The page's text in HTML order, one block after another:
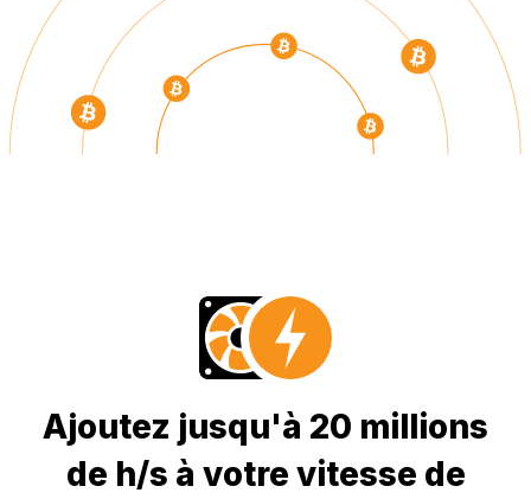
Ajoutez jusqu'à 20 millions
de h/s à votre vitesse de